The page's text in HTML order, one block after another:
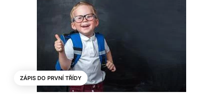
ZÁPIS DO PRVNÍ TŘÍDY